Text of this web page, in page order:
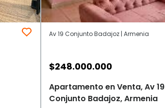
Av 19 Conjunto Badajoz | Armenia
$248.000.000
Apartamento en Venta, Av 19
Conjunto Badajoz, Armenia